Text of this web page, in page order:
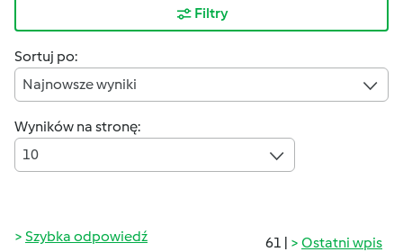
Filtry
Sortuj po:
Najnowsze wyniki
Wyników na stronę:
10
61 | Ostatni wpis
Szybka odpowiedź